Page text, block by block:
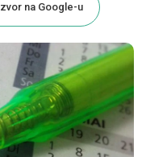
na Google-u